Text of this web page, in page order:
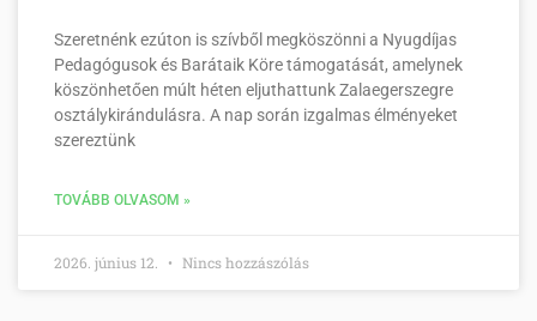
Szeretnénk ezúton is szívből megköszönni a Nyugdíjas
Pedagógusok és Barátaik Köre támogatását, amelynek
köszönhetően múlt héten eljuthattunk Zalaegerszegre
osztálykirándulásra. A nap során izgalmas élményeket
szereztünk
TOVÁBB OLVASOM »
2026. június 12. Nincs hozzászólás